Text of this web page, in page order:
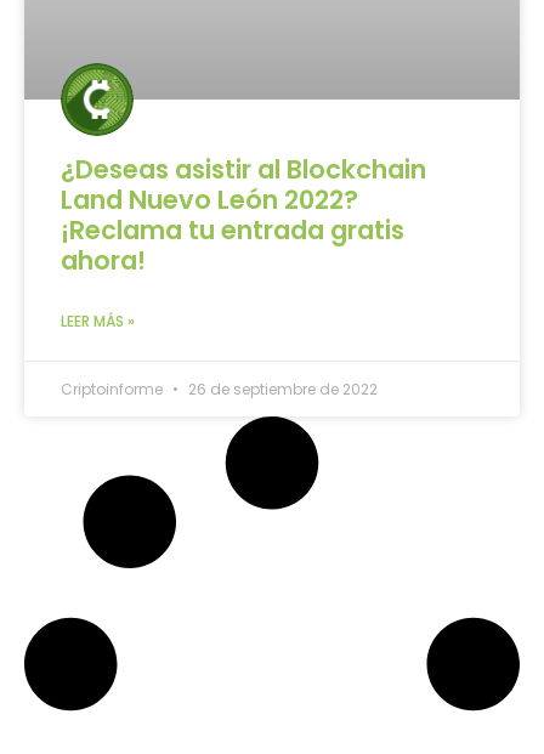
¿Deseas asistir al Blockchain
Land Nuevo León 2022?
¡Reclama tu entrada gratis
ahora!
LEER MÁS »
Criptoinforme 26 de septiembre de 2022